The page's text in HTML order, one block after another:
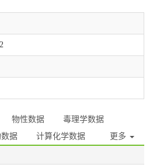
物性数据
毒理学数据
据 计算化学数据 更多